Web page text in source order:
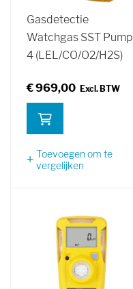
Gasdetectie
Watchgas SST Pump
4 (LEL/CO/O2/H2S)
€ 969,00
Toevoegen om te
vergelijken